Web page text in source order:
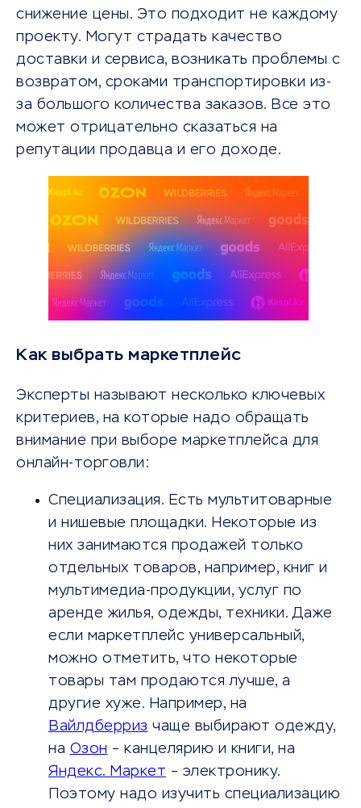
снижение цены. Это подходит не каждому
проекту. Могут страдать качество
доставки и сервиса, возникать проблемы с
возвратом, сроками транспортировки из-
за большого количества заказов. Все это
может отрицательно сказаться на
репутации продавца и его доходе.
Как выбрать маркетплейс
Эксперты называют несколько ключевых
критериев, на которые надо обращать
внимание при выборе маркетплейса для
онлайн-торговли:
Специализация. Есть мультитоварные
и нишевые площадки. Некоторые из
них занимаются продажей только
отдельных товаров, например, книг и
мультимедиа-продукции, услуг по
аренде жилья, одежды, техники. Даже
если маркетплейс универсальный,
можно отметить, что некоторые
товары там продаются лучше, а
другие хуже. Например, на
Вайлдберриз чаще выбирают одежду,
на Озон – канцелярию и книги, на
Яндекс. Маркет – электронику.
Поэтому надо изучить специализацию